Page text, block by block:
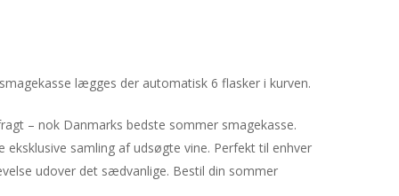
lægges der automatisk 6 flasker i kurven.
– nok Danmarks bedste sommer smagekasse.
samling af udsøgte vine. Perfekt til enhver
udover det sædvanlige. Bestil din sommer